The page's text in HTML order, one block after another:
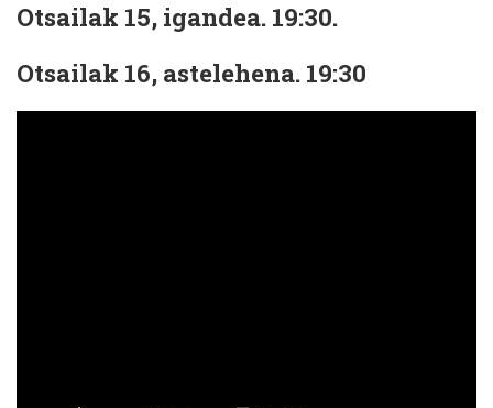
Otsailak 15, igandea. 19:30.
Otsailak 16, astelehena. 19:30